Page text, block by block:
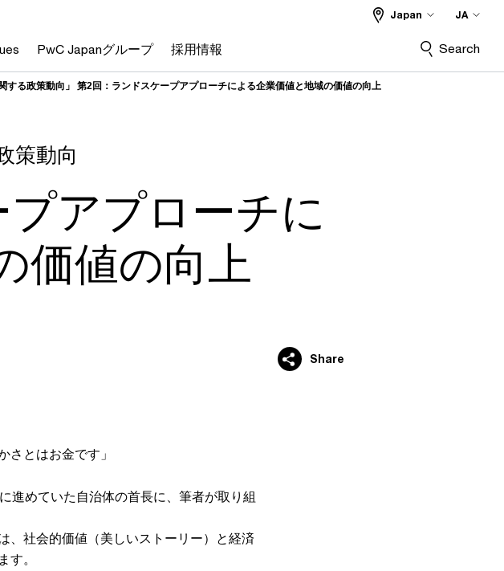
PwC Japanグループ 採用情報
Japan JA
Search
する政策動向」 第2回：ランドスケープアプローチによる企業価値と地域の価値の向上
策動向
アプローチに
価値の向上
Share
さとはお金です」
進めていた自治体の首長に、筆者が取り組
、社会的価値（美しいストーリー）と経済
す。